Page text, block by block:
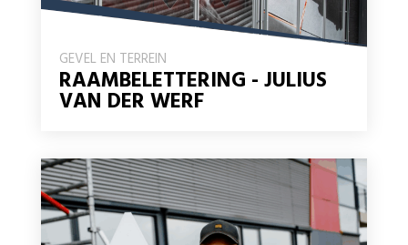
GEVEL EN TERREIN
RAAMBELETTERING - JULIUS
VAN DER WERF